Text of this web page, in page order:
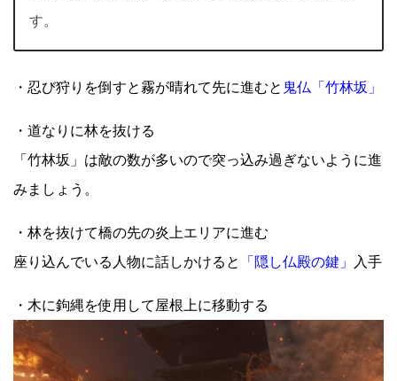
す。
・忍び狩りを倒すと霧が晴れて先に進むと 鬼仏「竹林坂」
・道なりに林を抜ける
「竹林坂」は敵の数が多いので突っ込み過ぎないように進
みましょう。
・林を抜けて橋の先の炎上エリアに進む
座り込んでいる人物に話しかけると
「隠し仏殿の鍵」 入手
・木に鉤縄を使用して屋根上に移動する